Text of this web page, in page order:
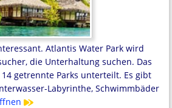
Atlantis Water Park wird
die Unterhaltung suchen. Das
getrennte Parks unterteilt. Es gibt
Labyrinthe, Schwimmbäder